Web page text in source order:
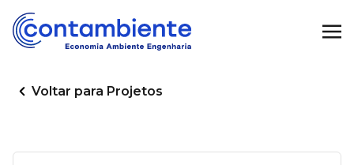
Voltar para Projetos